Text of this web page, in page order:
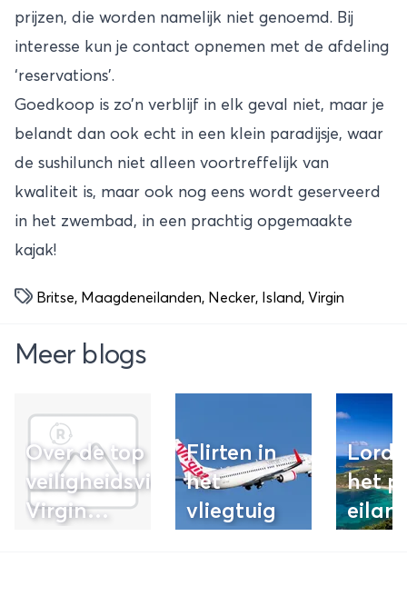
prijzen, die worden namelijk niet genoemd. Bij
interesse kun je contact opnemen met de afdeling
‘reservations’.
Goedkoop is zo’n verblijf in elk geval niet, maar je
belandt dan ook echt in een klein paradijsje, waar
de sushilunch niet alleen voortreffelijk van
kwaliteit is, maar ook nog eens wordt geserveerd
in het zwembad, in een prachtig opgemaakte
kajak!
Britse, Maagdeneilanden, Necker, Island, Virgin
Meer blogs
Over de top
veiligheidsvideo
Virgin
Flirten in
het
vliegtuig
Lord
het